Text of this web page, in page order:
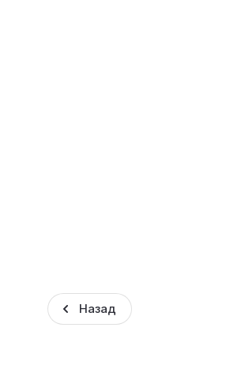
Назад